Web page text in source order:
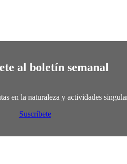
al boletín semanal
en la naturaleza y actividades
Suscríbete